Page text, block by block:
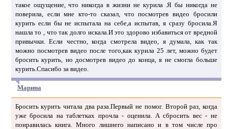
такое ощущение, что никогда в жизни не курила .Я бы никогда не
поверила, если мне кто-то сказал, что посмотрев видео бросили
курить если бы не испытала на себе,а испытав, я сразу бросила.Я
нашла то , что так долго искала.И это здорово избавиться от вредной
привычки. Если честно, когда смотрела видео, я думала, как так
можно посмотрев видео после того,как курила 25 лет, можно будет
бросить курить, но досмотрев видео до конца, я не смогла больше
курить.Спасибо за видео.
Марина
Бросить курить читала два раза.Первый не помог. Второй раз, когда
уже бросила на таблетках прочла - оценила. А сбросить вес - не
понравилась книга. Много лишнего написано и в том числе про